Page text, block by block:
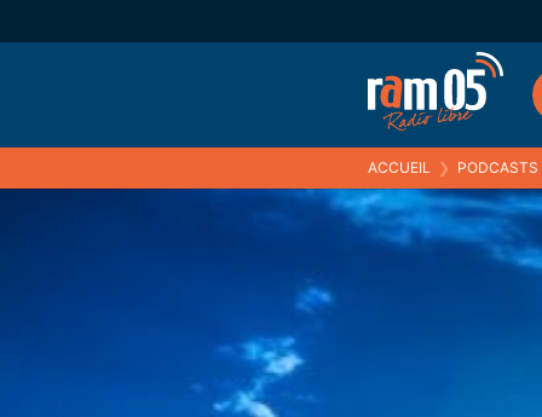
ACCUEIL ❯ PODCASTS